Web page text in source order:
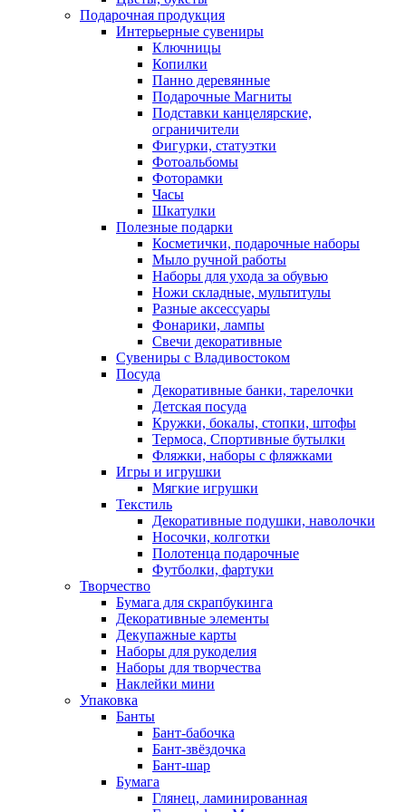
Подарочная продукция
Интерьерные сувениры
Ключницы
Копилки
Панно деревянные
Подарочные Магниты
Подставки канцелярские,
ограничители
Фигурки, статуэтки
Фотоальбомы
Фоторамки
Часы
Шкатулки
Полезные подарки
Косметички, подарочные наборы
Мыло ручной работы
Наборы для ухода за обувью
Ножи складные, мультитулы
Разные аксессуары
Фонарики, лампы
Свечи декоративные
Сувениры с Владивостоком
Посуда
Декоративные банки, тарелочки
Детская посуда
Кружки, бокалы, стопки, штофы
Термоса, Спортивные бутылки
Фляжки, наборы с фляжками
Игры и игрушки
Мягкие игрушки
Текстиль
Декоративные подушки, наволочки
Носочки, колготки
Полотенца подарочные
Футболки, фартуки
Творчество
Бумага для скрапбукинга
Декоративные элементы
Декупажные карты
Наборы для рукоделия
Наборы для творчества
Наклейки мини
Упаковка
Банты
Бант-бабочка
Бант-звёздочка
Бант-шар
Бумага
Глянец, ламинированная